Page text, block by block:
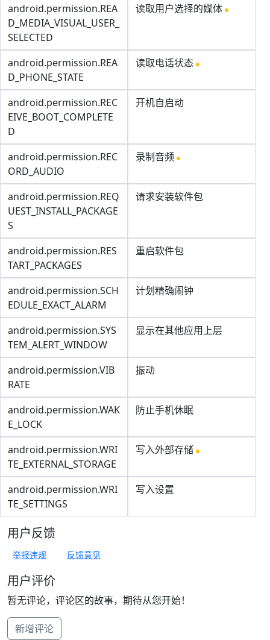
android.permission.REA
D_MEDIA_VISUAL_USER_
SELECTED
读取用户选择的媒体
android.permission.REA
D_PHONE_STATE
读取电话状态
android.permission.REC
EIVE_BOOT_COMPLETE
D
开机自启动
android.permission.REC
ORD_AUDIO
录制音频
android.permission.REQ
UEST_INSTALL_PACKAGE
S
请求安装软件包
android.permission.RES
TART_PACKAGES
重启软件包
android.permission.SCH
EDULE_EXACT_ALARM
计划精确闹钟
android.permission.SYS
TEM_ALERT_WINDOW
显示在其他应用上层
android.permission.VIB
RATE
振动
android.permission.WAK
E_LOCK
防止手机休眠
android.permission.WRI
TE_EXTERNAL_STORAGE
写入外部存储
android.permission.WRI
TE_SETTINGS
写入设置
用户反馈
举报违规 反馈意见
用户评价
暂无评论，评论区的故事，期待从您开始！
新增评论